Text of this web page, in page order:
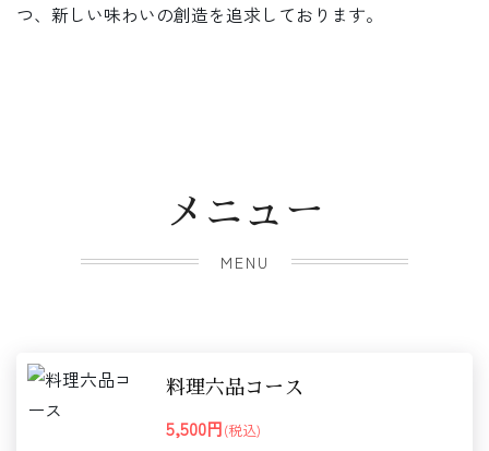
つ、新しい味わいの創造を追求しております。
メニュー
MENU
料理六品コース
5,500円(税込)